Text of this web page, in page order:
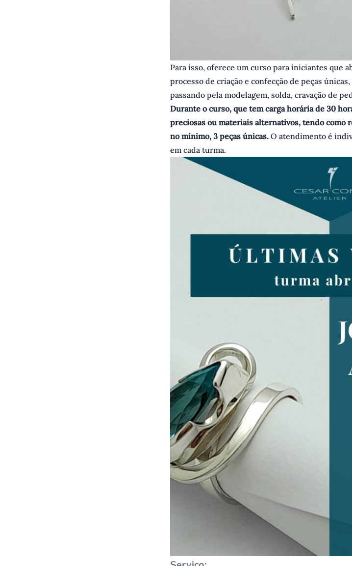
Para isso, oferece um curso para iniciantes que
processo de criação e confecção de peças
passando pela modelagem, solda, cravação de
Durante o curso, que tem carga horária de 30
preciosas ou materiais alternativos, tendo como
no mínimo, 3 peças únicas. O atendimento é
em cada turma.